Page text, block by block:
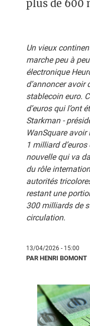
plus de 600
Un vieux
marche peu à
électronique
d’annoncer avoir
stablecoin euro.
d’euros qui l’ont
Starkman -
WanSquare avoir
1 milliard
nouvelle qui va
du rôle
autorités
restant une
300 milliards de
circulation.
13/04/2026 - 15:00
PAR HENRI BOMONT